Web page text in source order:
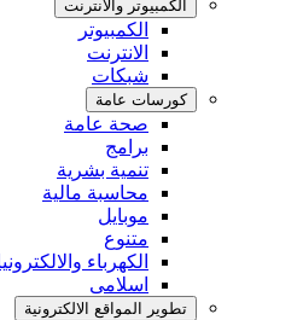
الكمبيوتر واﻻنترنت
الكمبيوتر
اﻻنترنت
شبكات
كورسات عامة
صحة عامة
برامج
تنمية بشرية
محاسبة مالية
موبايل
متنوع
الكهرباء
اسلامى
تطوير المواقع اﻻلكترونية